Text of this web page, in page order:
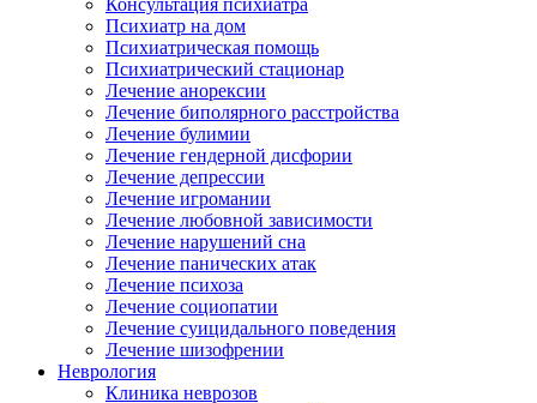
Консультация психиатра
Психиатр на дом
Психиатрическая помощь
Психиатрический стационар
Лечение анорексии
Лечение биполярного расстройства
Лечение булимии
Лечение гендерной дисфории
Лечение депрессии
Лечение игромании
Лечение любовной зависимости
Лечение нарушений сна
Лечение панических атак
Лечение психоза
Лечение социопатии
Лечение суицидального поведения
Лечение шизофрении
Неврология
Клиника неврозов